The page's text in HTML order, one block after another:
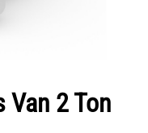
Van 2 Ton